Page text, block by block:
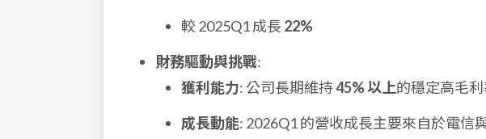
較 2025Q1 成長 22%
財務驅動與挑戰:
獲利能力: 公司長期維持45% 以上的穩定高毛利
成長動能: 2026Q1 的營收成長主要來自於電信